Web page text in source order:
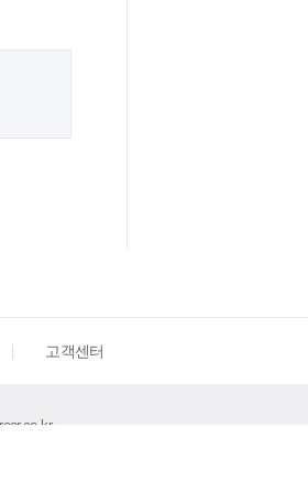
고객센터